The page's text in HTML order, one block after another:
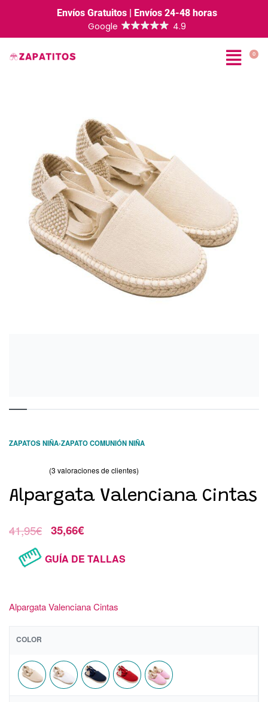
Envíos Gratuitos | Envíos 24-48 horas
0
ZAPATOS NIÑA›ZAPATO COMUNIÓN NIÑA
(3 valoraciones de clientes)
Alpargata Valenciana Cintas
41,95€ 35,66€
GUÍA DE TALLAS
Alpargata Valenciana Cintas
COLOR